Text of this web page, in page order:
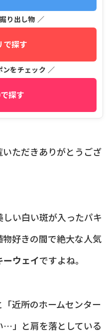
り出し物 ／
で探す
ンをチェック ／
探す
ただきありがとうござ
しい白い斑が入ったパキ
好きの間で絶大な人気
ウェイですよね。
近所のホームセンター
…」と肩を落としている